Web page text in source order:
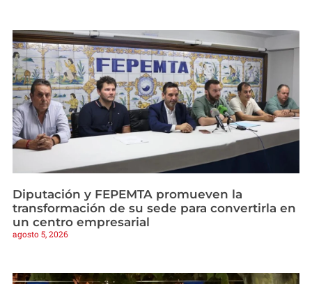
Diputación y FEPEMTA promueven la
transformación de su sede para convertirla en
un centro empresarial
agosto 5, 2026